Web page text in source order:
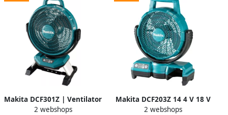
Makita DCF301Z | Ventilator
14.4 V 18 V | met
2 webshops
Makita DCF203Z 14 4 V 18 V
Ventilator met
2 webshops